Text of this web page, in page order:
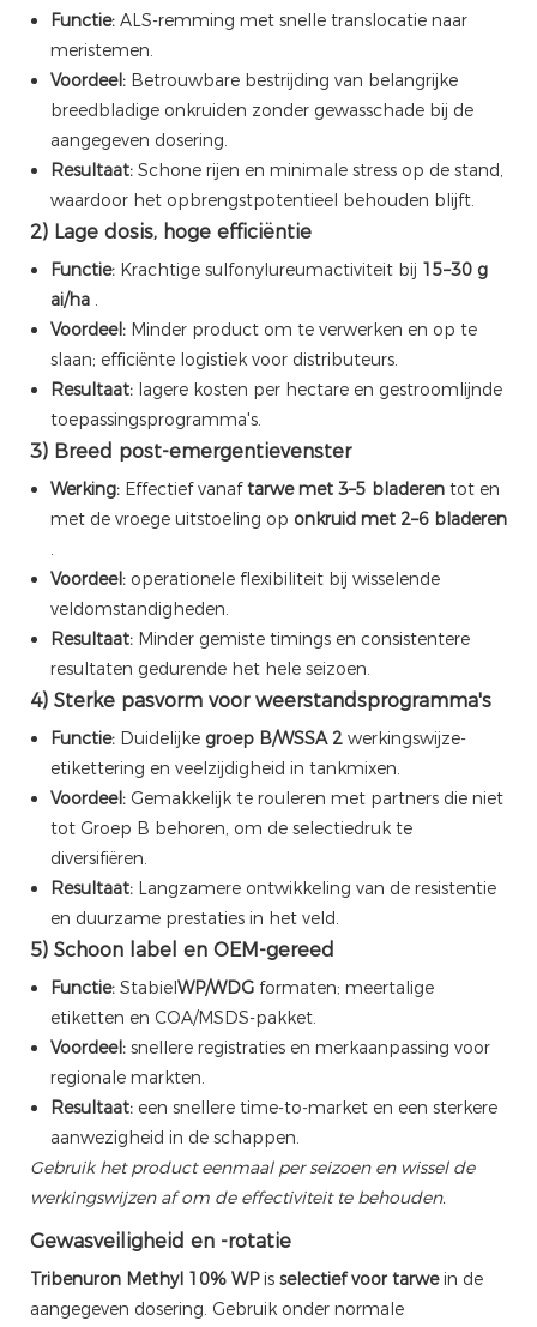
Functie:ALS-remming met snelle translocatie naar
meristemen.
Voordeel:Betrouwbare bestrijding van belangrijke
breedbladige onkruiden zonder gewasschade bij de
aangegeven dosering.
Resultaat:Schone rijen en minimale stress op de stand,
waardoor het opbrengstpotentieel behouden blijft.
2) Lage dosis, hoge efficiëntie
Functie:Krachtige sulfonylureumactiviteit bij 15–30 g
ai/ha.
Voordeel:Minder product om te verwerken en op te
slaan; efficiënte logistiek voor distributeurs.
Resultaat:lagere kosten per hectare en gestroomlijnde
toepassingsprogramma's.
3) Breed post-emergentievenster
Werking:Effectief vanaftarwe met 3–5 bladerentot en
met de vroege uitstoeling op onkruid met 2–6 bladeren
.
Voordeel:operationele flexibiliteit bij wisselende
veldomstandigheden.
Resultaat:Minder gemiste timings en consistentere
resultaten gedurende het hele seizoen.
4) Sterke pasvorm voor weerstandsprogramma's
Functie:Duidelijke groep B/WSSA 2werkingswijze-
etikettering en veelzijdigheid in tankmixen.
Voordeel:Gemakkelijk te rouleren met partners die niet
tot Groep B behoren, om de selectiedruk te
diversifiëren.
Resultaat:Langzamere ontwikkeling van de resistentie
en duurzame prestaties in het veld.
5) Schoon label en OEM-gereed
Functie:Stabiel WP/WDGformaten; meertalige
etiketten en COA/MSDS-pakket.
Voordeel:snellere registraties en merkaanpassing voor
regionale markten.
Resultaat:een snellere time-to-market en een sterkere
aanwezigheid in de schappen.
Gebruik het product eenmaal per seizoen en wissel de
werkingswijzen af ​​om de effectiviteit te behouden.
Gewasveiligheid en -rotatie
Tribenuron Methyl 10% WPis selectief voor tarwein de
aangegeven dosering. Gebruik onder normale